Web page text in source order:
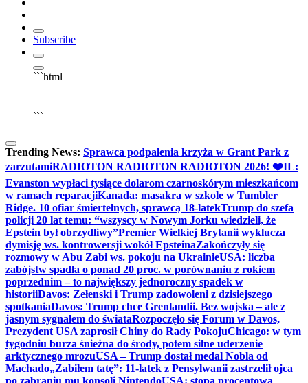
Subscribe
```html
```
Trending News: Sprawca podpalenia krzyża w Grant Park z
zarzutamiRADIOTON RADIOTON RADIOTON 2026! ❤️IL:
Evanston wypłaci tysiące dolarom czarnoskórym mieszkańcom
w ramach reparacjiKanada: masakra w szkole w Tumbler
Ridge. 10 ofiar śmiertelnych, sprawcą 18-latekTrump do szefa
policji 20 lat temu: “wszyscy w Nowym Jorku wiedzieli, że
Epstein był obrzydliwy”Premier Wielkiej Brytanii wyklucza
dymisję ws. kontrowersji wokół EpsteinaZakończyły się
rozmowy w Abu Zabi ws. pokoju na UkrainieUSA: liczba
zabójstw spadła o ponad 20 proc. w porównaniu z rokiem
poprzednim – to największy jednoroczny spadek w
historiiDavos: Zełenski i Trump zadowoleni z dzisiejszego
spotkaniaDavos: Trump chce Grenlandii. Bez wojska – ale z
jasnym sygnałem do świataRozpoczęło się Forum w Davos,
Prezydent USA zaprosił Chiny do Rady PokojuChicago: w tym
tygodniu burza śnieżna do środy, potem silne uderzenie
arktycznego mrozuUSA – Trump dostał medal Nobla od
Machado„Zabiłem tatę”: 11-latek z Pensylwanii zastrzelił ojca
po zabraniu mu konsoli NintendoUSA: stopa procentowa